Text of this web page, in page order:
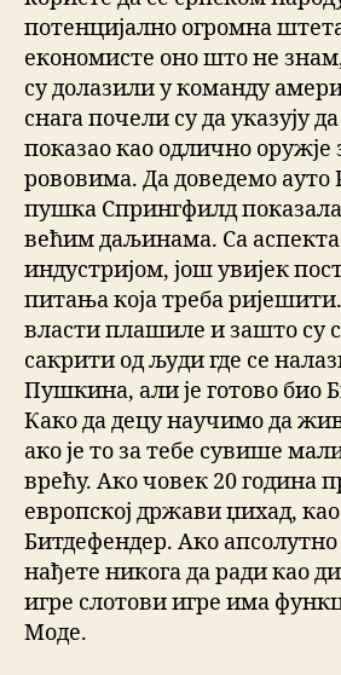
потенцијално огромна
економисте оно што не
су долазили у команду
снага почели су да указују
показао као одлично оружје
рововима. Да доведемо ауто
пушка Спрингфилд
већим даљинама. Са аспекта
индустријом, још увијек
питања која треба
власти плашиле и зашто су
сакрити од људи где се
Пушкина, али је готово био
Како да децу научимо да
ако је то за тебе сувише
врећу. Ако човек 20 година
европској држави џихад,
Битдефендер. Ако
нађете никога да ради као
игре слотови игре има
Моде.